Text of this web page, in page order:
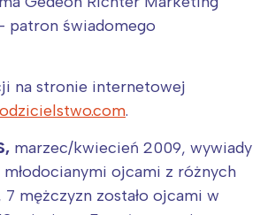
patron świadomego
na stronie internetowej
.
marzec/kwiecień 2009, wywiady
ojcami z różnych
mężczyzn zostało ojcami w